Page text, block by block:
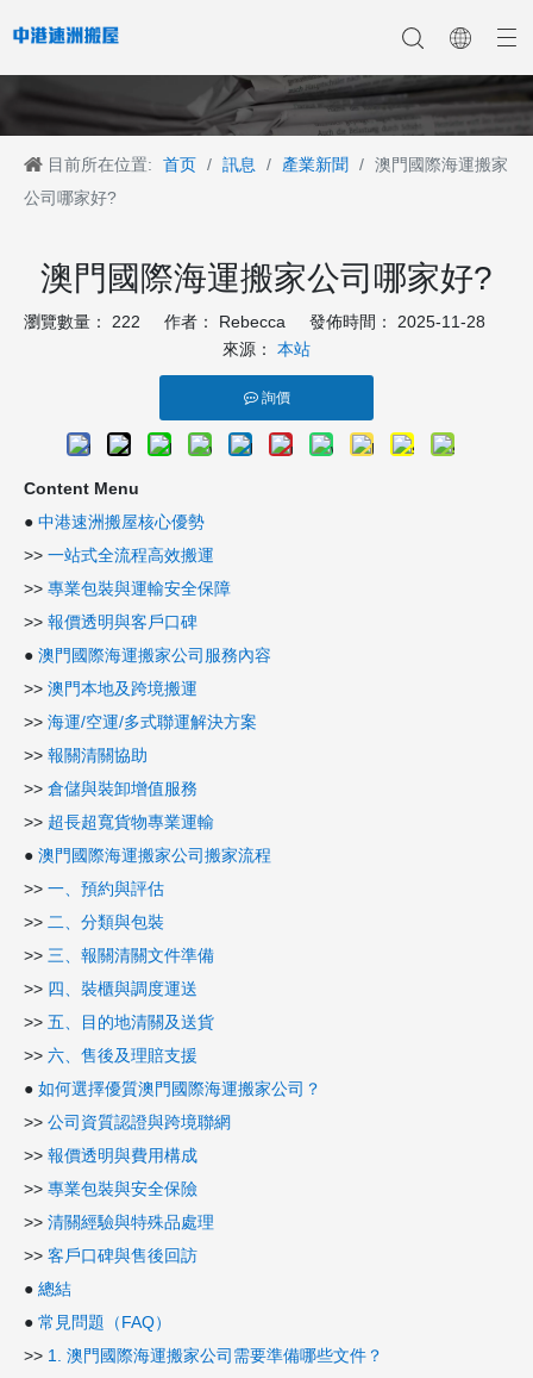
目前所在位置: 首页 / 訊息 / 產業新聞 / 澳門國際海運搬家
公司哪家好?
澳門國際海運搬家公司哪家好?
瀏覽數量： 222 作者： Rebecca 發佈時間： 2025-11-28
來源： 本站
詢價
Content Menu
● 中港速洲搬屋核心優勢
>> 一站式全流程高效搬運
>> 專業包裝與運輸安全保障
>> 報價透明與客戶口碑
● 澳門國際海運搬家公司服務內容
>> 澳門本地及跨境搬運
>> 海運/空運/多式聯運解決方案
>> 報關清關協助
>> 倉儲與裝卸增值服務
>> 超長超寬貨物專業運輸
● 澳門國際海運搬家公司搬家流程
>> 一、預約與評估
>> 二、分類與包裝
>> 三、報關清關文件準備
>> 四、裝櫃與調度運送
>> 五、目的地清關及送貨
>> 六、售後及理賠支援
● 如何選擇優質澳門國際海運搬家公司？
>> 公司資質認證與跨境聯網
>> 報價透明與費用構成
>> 專業包裝與安全保險
>> 清關經驗與特殊品處理
>> 客戶口碑與售後回訪
● 總結
● 常見問題（FAQ）
>> 1. 澳門國際海運搬家公司需要準備哪些文件？